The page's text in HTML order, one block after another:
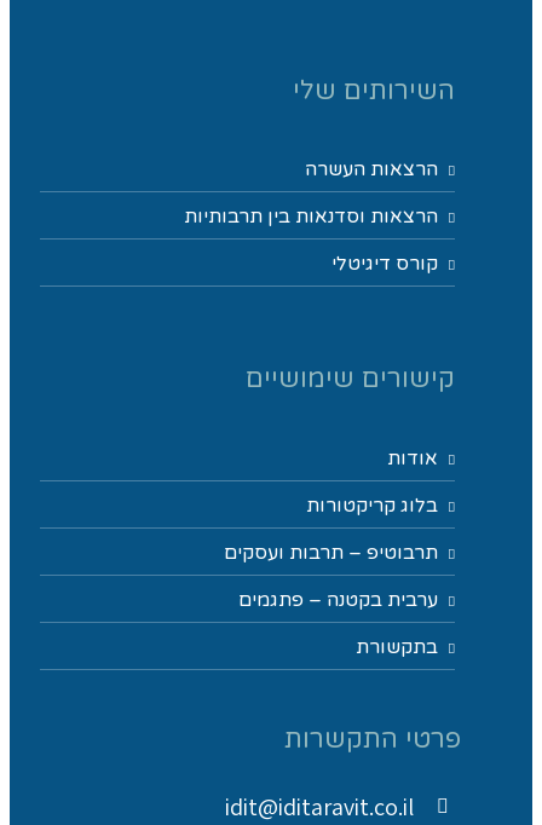
השירותים שלי
הרצאות העשרה
הרצאות וסדנאות בין תרבותיות
קורס דיגיטלי
קישורים שימושיים
אודות
בלוג קריקטורות
תרבוטיפ – תרבות ועסקים
ערבית בקטנה – פתגמים
בתקשורת
פרטי התקשרות
idit@iditaravit.co.il